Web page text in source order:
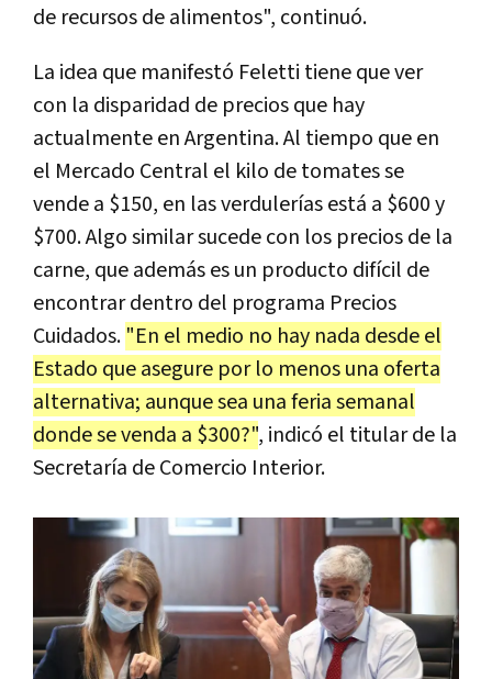
de recursos de alimentos", continuó.
La idea que manifestó Feletti tiene que ver
con la disparidad de precios que hay
actualmente en Argentina. Al tiempo que en
el Mercado Central el kilo de tomates se
vende a $150, en las verdulerías está a $600 y
$700. Algo similar sucede con los precios de la
carne, que además es un producto difícil de
encontrar dentro del programa Precios
Cuidados. "En el medio no hay nada desde el
Estado que asegure por lo menos una oferta
alternativa; aunque sea una feria semanal
donde se venda a $300?", indicó el titular de la
Secretaría de Comercio Interior.